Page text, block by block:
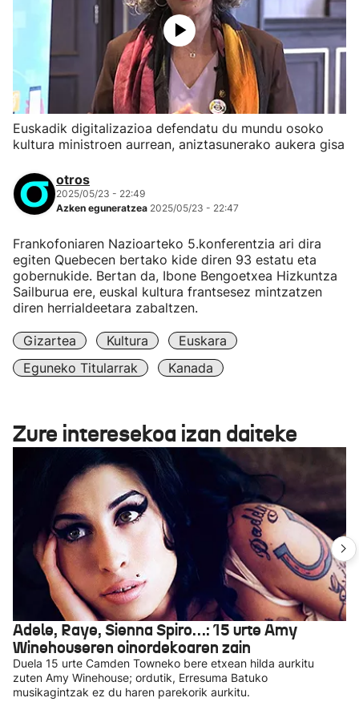
Euskadik digitalizazioa defendatu du mundu osoko
kultura ministroen aurrean, aniztasunerako aukera gisa
otros
2025/05/23 - 22:49
Azken eguneratzea 2025/05/23 - 22:47
Frankofoniaren Nazioarteko 5.konferentzia ari dira
egiten Quebecen bertako kide diren 93 estatu eta
gobernukide. Bertan da, Ibone Bengoetxea Hizkuntza
Sailburua ere, euskal kultura frantsesez mintzatzen
diren herrialdeetara zabaltzen.
Gizartea Kultura
Euskara
Eguneko Titularrak
Kanada
Zure interesekoa izan daiteke
Adele, Raye, Sienna Spiro…: 15 urte Amy
Winehouseren oinordekoaren zain
Duela 15 urte Camden Towneko bere etxean hilda aurkitu
zuten Amy Winehouse; ordutik, Erresuma Batuko
musikagintzak ez du haren parekorik aurkitu.